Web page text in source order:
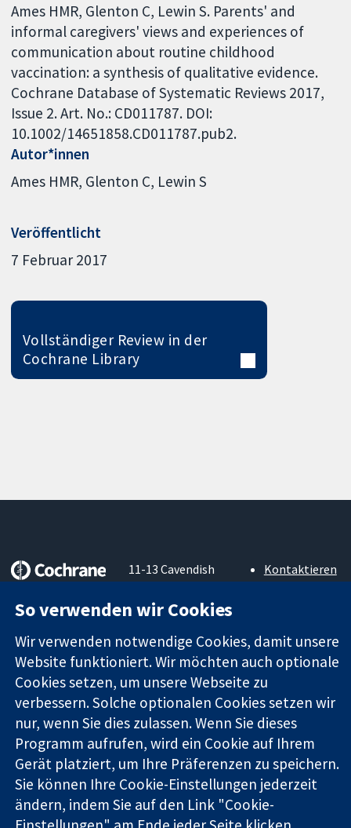
Ames HMR, Glenton C, Lewin S. Parents' and
informal caregivers' views and experiences of
communication about routine childhood
vaccination: a synthesis of qualitative evidence.
Cochrane Database of Systematic Reviews 2017,
Issue 2. Art. No.: CD011787. DOI:
10.1002/14651858.CD011787.pub2.
Autor*innen
Ames HMR Glenton C Lewin S
Veröffentlicht
7 Februar 2017
Vollständiger Review in der
Cochrane Library
Zuverlässige
Evidenz
Informierte
Entscheidungen
Bessere
Gesundheit
11-13 Cavendish
Square
London
W1G0AN
Vereinigtes
Königreich
Kontaktieren
Sie uns
Über uns
Cochrane
Library
Die Cochrane Collaboration ist eine gemeinützige Organisation
(Nr. 1045921) und in England und in Wales als eine Gesellschaft
mit beschränkter Haftung (Nr. 03044323) registriert.
Umsatzsteuer-Identifikationsnummer GB 718 2127 49.
So verwenden wir Cookies
Wir verwenden notwendige Cookies, damit unsere
Website funktioniert. Wir möchten auch optionale
Cookies setzen, um unsere Webseite zu
verbessern. Solche optionalen Cookies setzen wir
nur, wenn Sie dies zulassen. Wenn Sie dieses
Programm aufrufen, wird ein Cookie auf Ihrem
Gerät platziert, um Ihre Präferenzen zu speichern.
Sie können Ihre Cookie-Einstellungen jederzeit
ändern, indem Sie auf den Link "Cookie-